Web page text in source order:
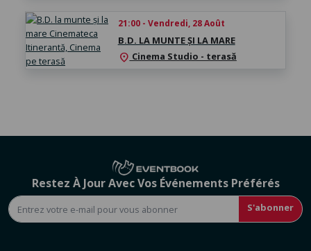
21:00 - Vendredi, 28 Août
B.D. LA MUNTE ȘI LA MARE
location_on Cinema Studio - terasă
Restez À Jour Avec Vos Événements Préférés
S'abonner